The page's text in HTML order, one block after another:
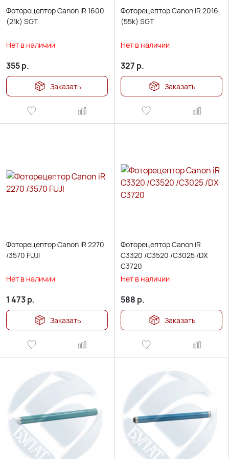
Фоторецептор Canon iR 1600
(21k) SGT
Нет в наличии
355р.
Заказать
Фоторецептор Canon iR 2016
(55k) SGT
Нет в наличии
327 р.
Заказать
Фоторецептор Canon iR 2270
/3570 FUJI
Нет в наличии
1 473р.
Заказать
Фоторецептор Canon iR
C3320 /C3520 /C3025 /DX
C3720
Нет в наличии
588 р.
Заказать